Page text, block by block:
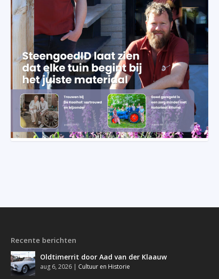
Recente berichten
Oldtimerrit door Aad van der Klaauw
aug 6, 2026 | Cultuur en Historie